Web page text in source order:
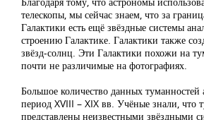
телескопы, мы сейчас знаем, что за
Галактики есть ещё звёздные системы
строению Галактике. Галактики также
звёзд-солнц. Эти Галактики похожи на
почти не различимые на фотографиях.
Большое количество данных
период XVIII – XIX вв. Учёные знали, что
представлены неизвестными звёздными